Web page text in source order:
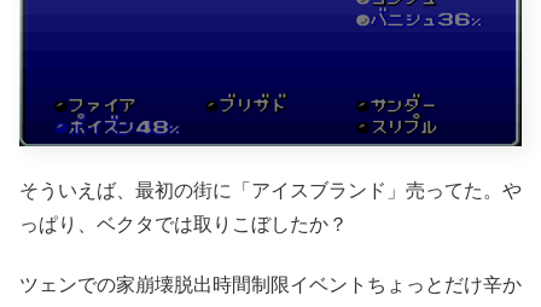
そういえば、最初の街に「アイスブランド」売ってた。や
っぱり、ベクタでは取りこぼしたか？
ツェンでの家崩壊脱出時間制限イベントちょっとだけ辛か